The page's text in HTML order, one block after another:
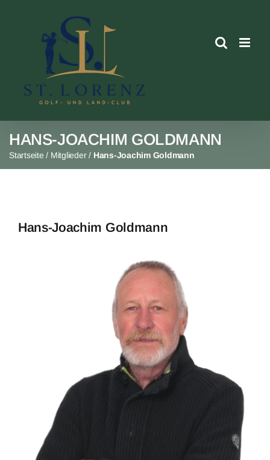
HANS-JOACHIM GOLDMANN
Startseite / Mitglieder/ Hans-Joachim Goldmann
Hans-Joachim Goldmann